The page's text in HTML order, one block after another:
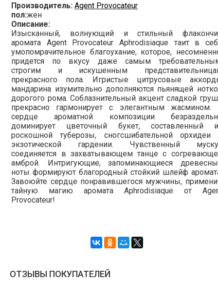
Производитель: Agent Provocateur
пол:жен
Описание:
Изысканный, волнующий и стильный
аромата Agent Provocateur Aphrodisiaque таит в
умопомрачительное благоухание, которое,
придется по вкусу даже самым
строгим и искушенным
прекрасного пола. Игристые цитрусовые
мандарина изумительно дополняются пьянящей
дорогого рома. Соблазнительный акцент сладкой
прекрасно гармонирует с элегантным жасмином.
сердце ароматной композиции
доминирует цветочный букет, составленный
роскошной туберозы, сногсшибательной орхидеи
экзотической гардении. Чувственный
соединяется в захватывающем танце с
амброй. Интригующие, запоминающиеся
ноты формируют благородный стойкий шлейф
Завоюйте сердце понравившегося мужчины,
тайную магию аромата Aphrodisiaque от
Provocateur!
ОТЗЫВЫ ПОКУПАТЕЛЕЙ